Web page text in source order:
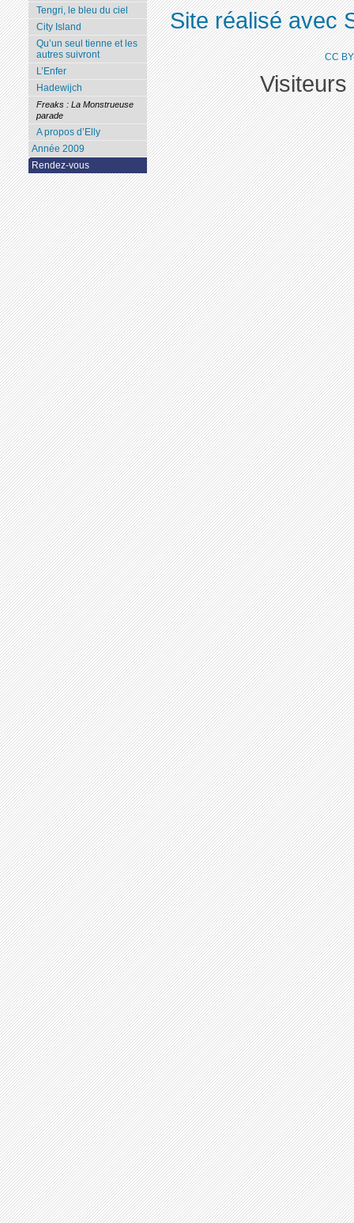
Tengri, le bleu du ciel
City Island
Qu’un seul tienne et les
autres suivront
L’Enfer
Hadewijch
Freaks : La Monstrueuse
parade
A propos d’Elly
Année 2009
Rendez-vous
Site réalisé avec
CC